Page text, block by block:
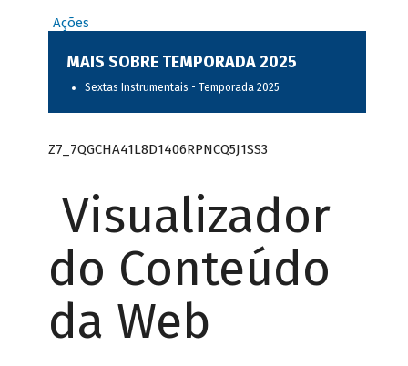
Ações
MAIS SOBRE TEMPORADA 2025
Sextas Instrumentais - Temporada 2025
Z7_7QGCHA41L8D1406RPNCQ5J1SS3
Visualizador
do Conteúdo
da Web